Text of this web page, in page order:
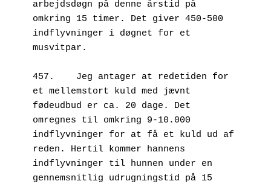
arbejdsdøgn på denne årstid på
omkring 15 timer. Det giver 450-500
indflyvninger i døgnet for et
musvitpar.
457.	Jeg antager at redetiden for
et mellemstort kuld med jævnt
fødeudbud er ca. 20 dage. Det
omregnes til omkring 9-10.000
indflyvninger for at få et kuld ud af
reden. Hertil kommer hannens
indflyvninger til hunnen under en
gennemsnitlig udrugningstid på 15